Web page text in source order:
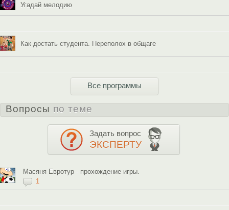
Угадай мелодию
Как достать студента. Переполох в общаге
Все программы
Вопросы по теме
Задать вопрос
ЭКСПЕРТУ
Масяня Евротур - прохождение игры.
1